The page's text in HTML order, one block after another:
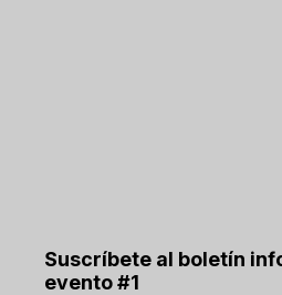
Suscríbete al boletín
evento #1